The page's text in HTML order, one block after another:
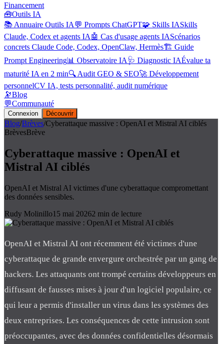
Financement
🧰Outils IA
📚 Annuaire Outils IA 💬 Prompts ChatGPT🧩 Skills IASkills
Claude, Codex et agents IA 🤖 Cas d'usage agents IAScénarios
concrets Claude Code, Codex, OpenClaw, Hermès🏗️ Guide
Prompt Engineering📊 Observatoire IA 🩺 Diagnostic IAÉvalue ta
maturité IA en 2 min🔍 Audit GEO & SEO🚀 Développement
personnelCV IA, tests personnalité, audit numérique
🔭Blog
💬Communauté
Connexion Découvrir
Blog/Brèves/Cyberattaque massive : OpenAI et Mistral AI ciblés
BrèvesBrève
Cyberattaque massive : OpenAI et
Mistral AI ciblés
OpenAI et Mistral AI victimes d'une cyberattaque compromettant
des données sensibles.
Rudy Molinillo15 mai 20262 min de lecture
OpenAI et Mistral AI ont récemment été victimes d'une
cyberattaque de grande envergure orchestrée par un gang de
hackers. Les attaquants ont trompé certains développeurs en
diffusant de fausses mises à jour d'un logiciel populaire, ce
qui leur a permis d'installer un virus dans les systèmes des
deux entreprises. Les conséquences de cette intrusion sont
préoccupantes, avec des données confidentielles désormais